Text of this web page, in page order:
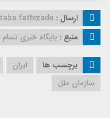
ارسال : fathizade
منبع : پایگاه خبری نسام
برچسب ها ایران
سازمان ملل